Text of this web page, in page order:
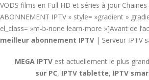
VODS films en Full HD et séries à jour
ABONNEMENT IPTV » style= »gradient »
el_class= »m-b-none learn-more »]Avant de
meilleur abonnement IPTV | Serveur IPTV
MEGA IPTVest actuellement le plus
sur PC, IPTV tablette, IPTV